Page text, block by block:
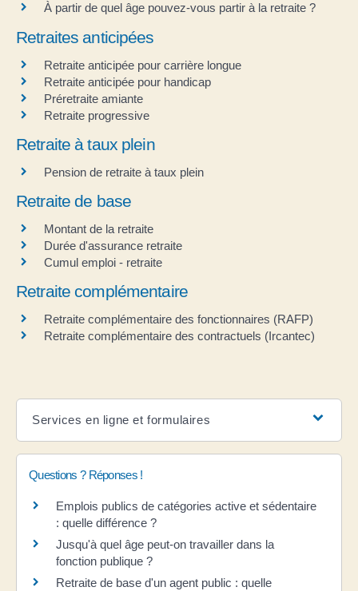
À partir de quel âge pouvez-vous partir à la retraite ?
Retraites anticipées
Retraite anticipée pour carrière longue
Retraite anticipée pour handicap
Préretraite amiante
Retraite progressive
Retraite à taux plein
Pension de retraite à taux plein
Retraite de base
Montant de la retraite
Durée d'assurance retraite
Cumul emploi - retraite
Retraite complémentaire
Retraite complémentaire des fonctionnaires (RAFP)
Retraite complémentaire des contractuels (Ircantec)
Services en ligne et formulaires
Questions ? Réponses !
Emplois publics de catégories active et sédentaire
: quelle différence ?
Jusqu'à quel âge peut-on travailler dans la
fonction publique ?
Retraite de base d'un agent public : quelle